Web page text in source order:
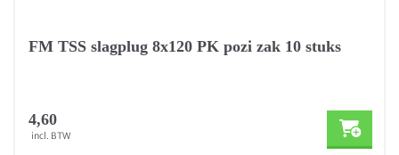
FM TSS slagplug 8x120 PK pozi zak 10 stuks
4,60
incl. BTW